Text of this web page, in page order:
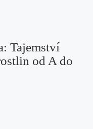
Tajemství
od A do